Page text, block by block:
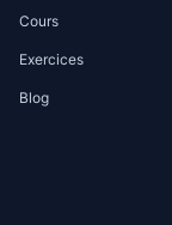
Cours
Exercices
Blog